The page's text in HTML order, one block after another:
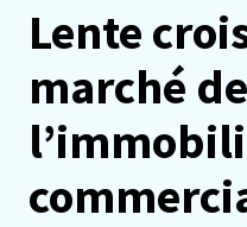
Lente
marché de